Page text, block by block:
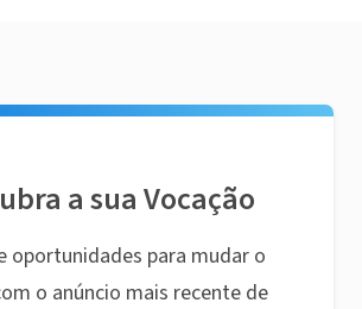
a sua Vocação
oportunidades para mudar o
o anúncio mais recente de